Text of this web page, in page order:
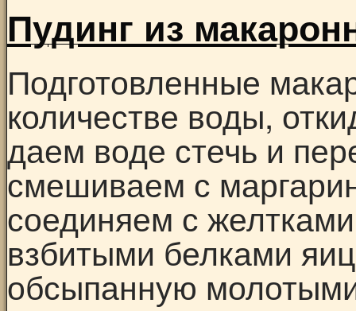
Пудинг из
Подготовленные
количестве воды,
даем воде стечь и
смешиваем с
соединяем с
взбитыми белками
обсыпанную